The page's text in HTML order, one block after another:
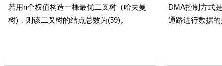
若用n个权值构造一棵最优二叉树（哈夫曼
树)，则该二叉树的结点总数为(59)。
DMA控制方式
通路进行数据